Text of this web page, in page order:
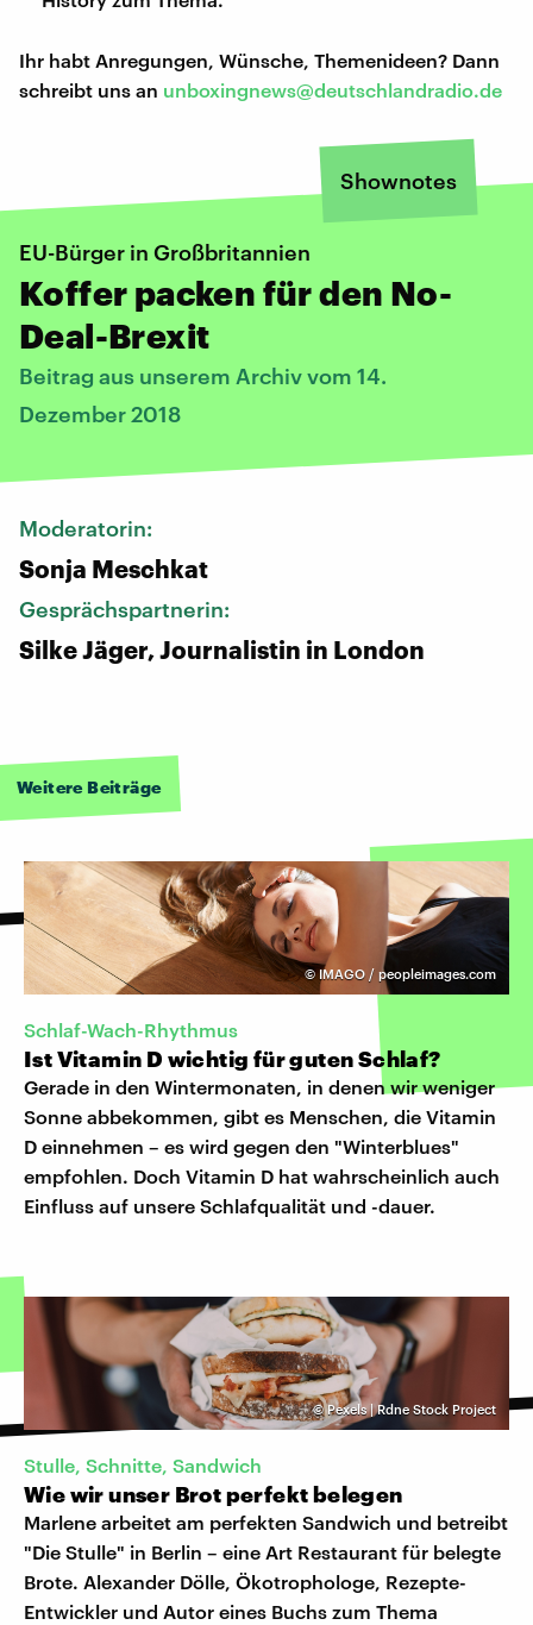
Ihr habt Anregungen, Wünsche, Themenideen? Dann
schreibt uns an unboxingnews@deutschlandradio.de
Shownotes
EU-Bürger in Großbritannien
Koffer packen für den No-
Deal-Brexit
Beitrag aus unserem Archiv vom 14.
Dezember 2018
Moderatorin:
Sonja Meschkat
Gesprächspartnerin:
Silke Jäger, Journalistin in London
Weitere Beiträge
©IMAGO / peopleimages.com
Schlaf-Wach-Rhythmus
Ist Vitamin D wichtig für guten Schlaf?
Gerade in den Wintermonaten, in denen wir weniger
Sonne abbekommen, gibt es Menschen, die Vitamin
D einnehmen – es wird gegen den "Winterblues"
empfohlen. Doch Vitamin D hat wahrscheinlich auch
Einfluss auf unsere Schlafqualität und -dauer.
©Pexels | Rdne Stock Project
Stulle, Schnitte, Sandwich
Wie wir unser Brot perfekt belegen
Marlene arbeitet am perfekten Sandwich und betreibt
"Die Stulle" in Berlin – eine Art Restaurant für belegte
Brote. Alexander Dölle, Ökotrophologe, Rezepte-
Entwickler und Autor eines Buchs zum Thema